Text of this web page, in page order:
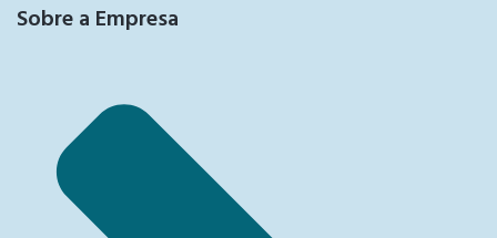
Sobre a Empresa